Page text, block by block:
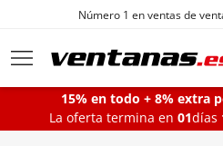
Ir al
Número 1 en ventas de
Ventanas
15% en todo + 8% extra
La oferta termina en 01días